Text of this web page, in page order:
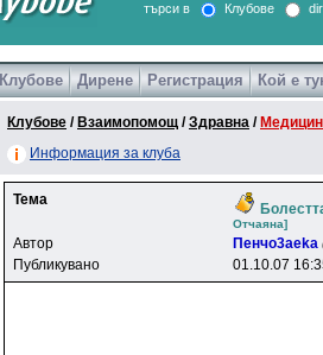
Games
търси в Клубове
Клубове Дирене Регистрация Кой е
Клубове / Взаимопомощ /Здравна /
Информация за клуба
Тема
Oтчaянa]
Автор Пeнчo3aeka
Публикувано
01.10.07